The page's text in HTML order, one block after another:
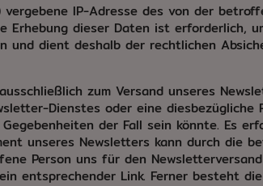
IP-Adresse des von der
dieser Daten ist erforderlich,
und dient deshalb der rechtlichen
zum Versand unseres
Dienstes oder eine
der Fall sein könnte. Es
unseres Newsletters kann durch die
Person uns für den
entsprechender Link. Ferner besteht